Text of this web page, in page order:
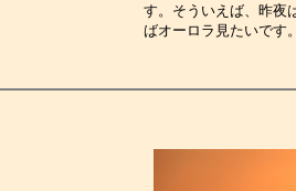
す。そういえば、昨夜
ばオー